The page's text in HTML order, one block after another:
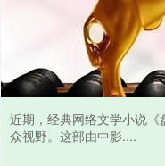
近期，经典网络文学小说
众视野。这部由中影....